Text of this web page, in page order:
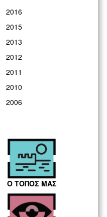
2016
2015
2013
2012
2011
2010
2006
Ο ΤΟΠΟΣ ΜΑΣ